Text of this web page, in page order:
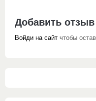
Добавить отзыв
Войди на сайт чтобы